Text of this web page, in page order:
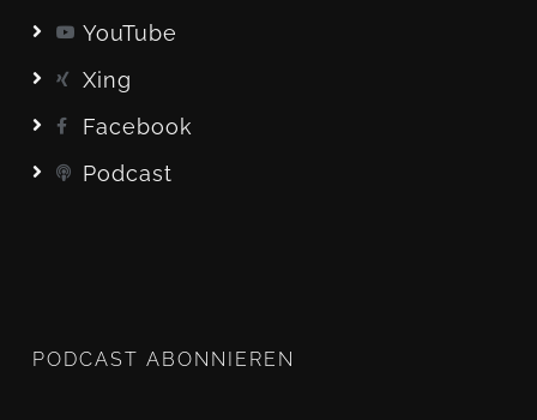
YouTube
Xing
Facebook
Podcast
PODCAST ABONNIEREN